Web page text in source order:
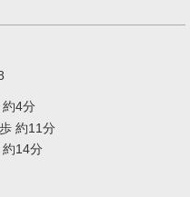
約4分
約11分
14分